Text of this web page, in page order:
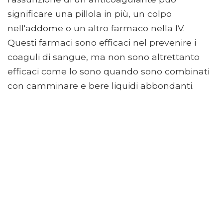
significare una pillola in più, un colpo
nell'addome o un altro farmaco nella IV.
Questi farmaci sono efficaci nel prevenire i
coaguli di sangue, ma non sono altrettanto
efficaci come lo sono quando sono combinati
con camminare e bere liquidi abbondanti.